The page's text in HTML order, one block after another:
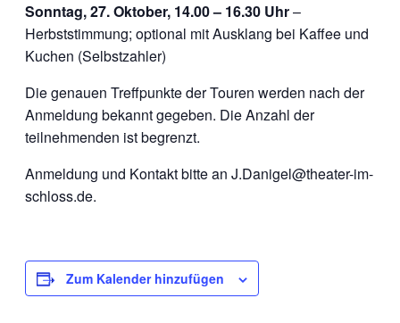
Sonntag, 27. Oktober, 14.00 – 16.30 Uhr–
Herbststimmung; optional mit Ausklang bei Kaffee und
Kuchen (Selbstzahler)
Die genauen Treffpunkte der Touren werden nach der
Anmeldung bekannt gegeben. Die Anzahl der
teilnehmenden ist begrenzt.
Anmeldung und Kontakt bitte an J.Danigel@theater-im-
schloss.de.
Zum Kalender hinzufügen